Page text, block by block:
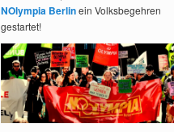
NOlympia Berlinein Volksbegehren
gestartet!